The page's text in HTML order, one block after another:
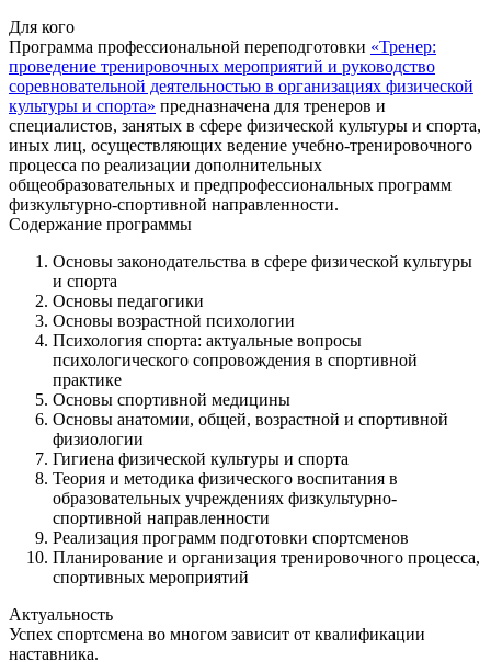
Для кого
Программа профессиональной переподготовки «Тренер:
проведение тренировочных мероприятий и руководство
соревновательной деятельностью в организациях физической
культуры и спорта» предназначена для тренеров и
специалистов, занятых в сфере физической культуры и спорта,
иных лиц, осуществляющих ведение учебно-тренировочного
процесса по реализации дополнительных
общеобразовательных и предпрофессиональных программ
физкультурно-спортивной направленности.
Содержание программы
Основы законодательства в сфере физической культуры
и спорта
Основы педагогики
Основы возрастной психологии
Психология спорта: актуальные вопросы
психологического сопровождения в спортивной
практике
Основы спортивной медицины
Основы анатомии, общей, возрастной и спортивной
физиологии
Гигиена физической культуры и спорта
Теория и методика физического воспитания в
образовательных учреждениях физкультурно-
спортивной направленности
Реализация программ подготовки спортсменов
Планирование и организация тренировочного процесса,
спортивных мероприятий
Актуальность
Успех спортсмена во многом зависит от квалификации
наставника.